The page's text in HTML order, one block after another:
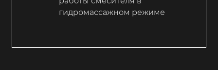
гидромассажном режиме